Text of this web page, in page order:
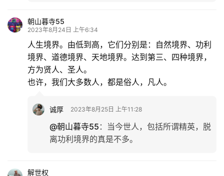
朝山暮寺55
2023年8月24日 上午6:34
人生境界。由低到高，它们分别是：自然境界、功利
境界、道德境界、天地境界。达到第三、四种境界，
方为贤人、圣人。
也许，我们大多数人，都是俗人，凡人。
诚厚 2023年8月25日 上午11:28
@朝山暮寺55 ： 当今世人，包括所谓精英，脱
离功利境界的真是不多。
解世权